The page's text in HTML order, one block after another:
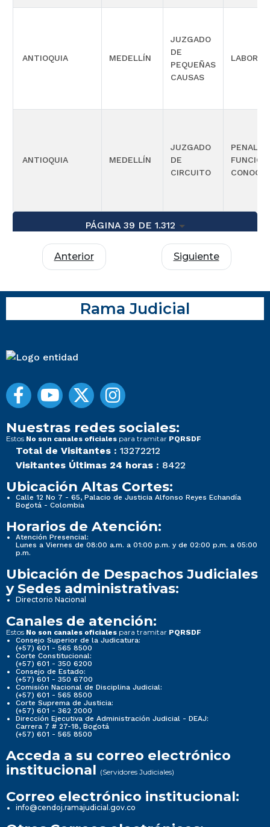
ANTIOQUIA MEDELLÍN
JUZGADO
DE
PEQUEÑAS
CAUSAS
LABORAL
ANTIOQUIA MEDELLÍN
JUZGADO
DE
CIRCUITO
PENAL
PÁGINA 39 DE 1.312
Anterior Siguiente
Rama Judicial
Nuestras redes sociales:
Estos No son canales oficiales para tramitar PQRSDF
Total de Visitantes : 13272212
Visitantes Últimas 24 horas : 8422
Ubicación Altas Cortes:
Calle 12 No 7 - 65, Palacio de Justicia Alfonso Reyes Echandía
Bogotá - Colombia
Horarios de Atención:
Atención Presencial:
Lunes a Viernes de 08:00 a.m. a 01:00 p.m. y de 02:00 p.m. a 05:00
p.m.
Ubicación de Despachos Judiciales
y Sedes administrativas:
Directorio Nacional
Canales de atención:
Estos No son canales oficiales para tramitar PQRSDF
Consejo Superior de la Judicatura:
(+57) 601 - 565 8500
Corte Constitucional:
(+57) 601 - 350 6200
Consejo de Estado:
(+57) 601 - 350 6700
Comisión Nacional de Disciplina Judicial:
(+57) 601 - 565 8500
Corte Suprema de Justicia:
(+57) 601 - 362 2000
Dirección Ejecutiva de Administración Judicial - DEAJ:
Carrera 7 # 27-18, Bogotá
(+57) 601 - 565 8500
Acceda a su correo electrónico
institucional (Servidores Judiciales)
Correo electrónico institucional:
info@cendoj.ramajudicial.gov.co